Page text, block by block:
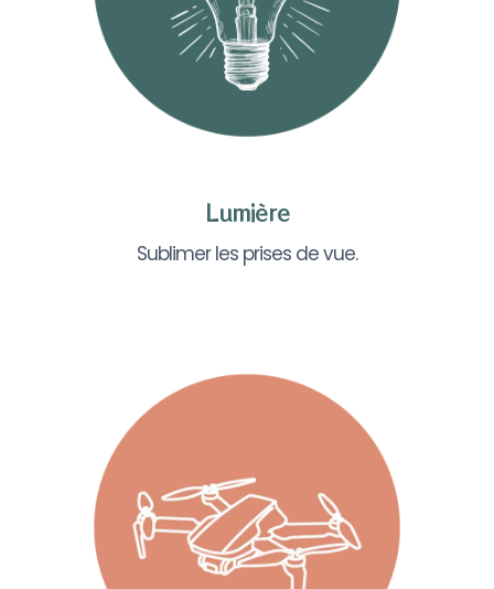
Lumière
Sublimer les prises de vue.